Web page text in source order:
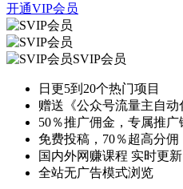
开通VIP会员
SVIP会员
日更5到20个热门项目
赠送《公众号流量主自动
50％推广佣金，专属推广
免费投稿，70％超高分佣
国内外网赚课程 实时更新
全站无广告模式浏览